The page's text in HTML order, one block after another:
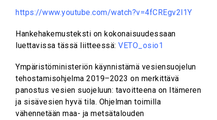
https://www.youtube.com/watch?v=4fCREgv2l1Y
Hankehakemusteksti on kokonaisuudessaan
luettavissa tässä liitteessä:VETO_osio1
Ympäristöministeriön käynnistämä vesiensuojelun
tehostamisohjelma 2019–2023 on merkittävä
panostus vesien suojeluun: tavoitteena on Itämeren
ja sisävesien hyvä tila. Ohjelman toimilla
vähennetään maa- ja metsätalouden